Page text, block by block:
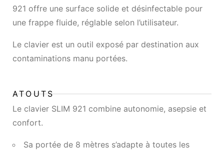
921 offre une surface solide et désinfectable pour
une frappe fluide, réglable selon l’utilisateur.
Le clavier est un outil exposé par destination aux
contaminations manu portées.
ATOUTS
Le clavier SLIM 921 combine autonomie, asepsie et
confort.
Sa portée de 8 mètres s’adapte à toutes les